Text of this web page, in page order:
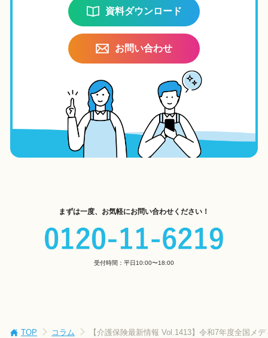
資料ダウンロード
お問い合わせ
まずは一度、お気軽にお問い合わせください！
受付時間：平日10:00〜18:00
TOP コラム 【介護保険最新情報 Vol.1413】令和7年度全国メ